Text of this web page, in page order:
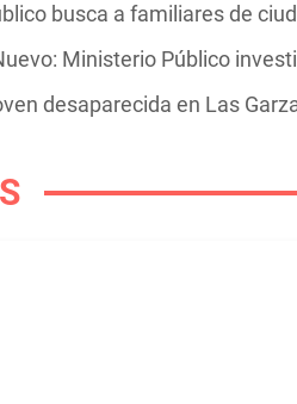
busca a familiares de
Ministerio Público
desaparecida en Las